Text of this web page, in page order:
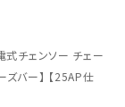
式チェンソー チェー
ズバー】 【25AP仕